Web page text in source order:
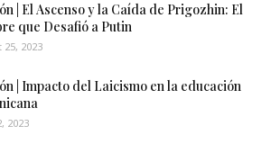
| El Ascenso y la Caída de Prigozhin: El
que Desafió a Putin
2023
| Impacto del Laicismo en la educación
2023